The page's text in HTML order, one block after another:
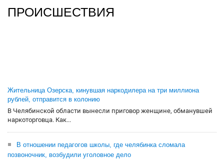
ПРОИСШЕСТВИЯ
Жительница Озерска, кинувшая наркодилера на три миллиона
рублей, отправится в колонию
В Челябинской области вынесли приговор женщине, обманувшей
наркоторговца. Как...
В отношении педагогов школы, где челябинка сломала
позвоночник, возбудили уголовное дело